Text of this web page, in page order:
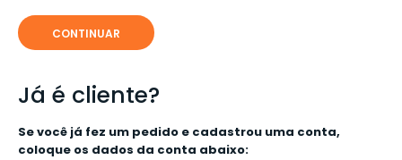
CONTINUAR
Já é cliente?
Se você já fez um pedido e cadastrou uma conta,
coloque os dados da conta abaixo: